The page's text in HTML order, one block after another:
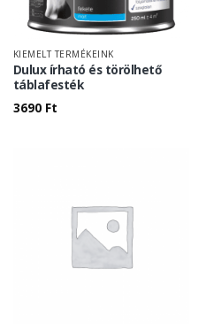
KIEMELT TERMÉKEINK
Dulux írható és törölhető
táblafesték
3690 Ft